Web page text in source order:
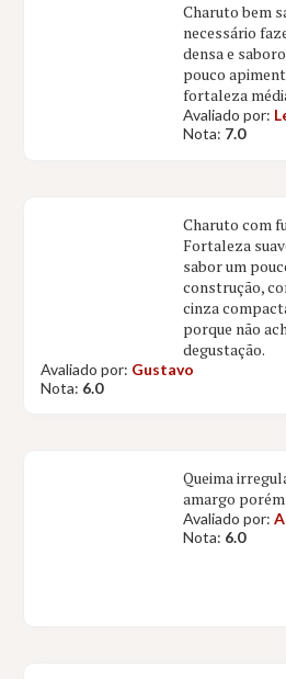
Charuto bem
necessário
densa e
pouco
fortaleza
Avaliado por:
Nota: 7.0
Charuto com
Fortaleza
sabor um
construção,
cinza
porque não
degustação.
Avaliado por: Gustavo
Nota: 6.0
Queima
amargo porém
Avaliado por:
Nota: 6.0